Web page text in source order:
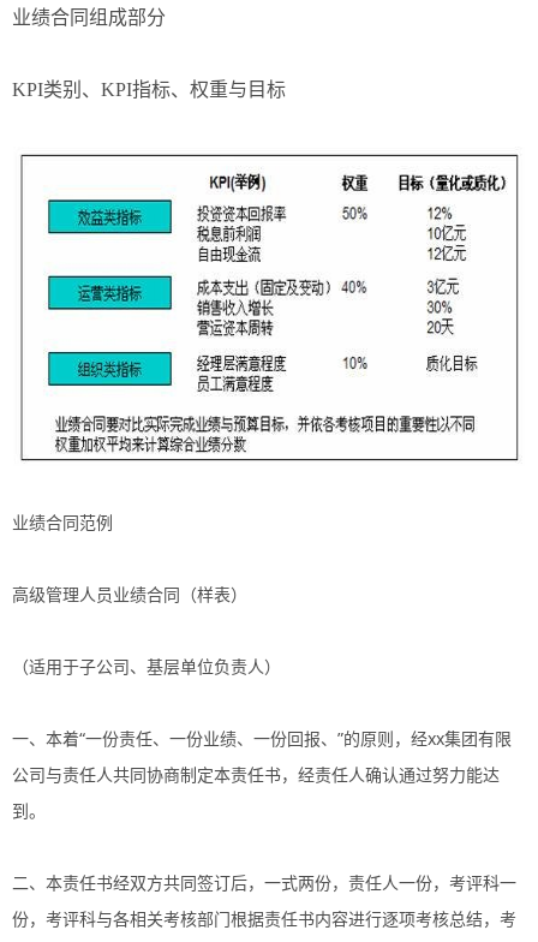
业绩合同组成部分
KPI类别、KPI指标、权重与目标
业绩合同范例
高级管理人员业绩合同（样表）
（适用于子公司、基层单位负责人）
一、本着“一份责任、一份业绩、一份回报、”的原则，经xx集团有限
公司与责任人共同协商制定本责任书，经责任人确认通过努力能达
到。
二、本责任书经双方共同签订后，一式两份，责任人一份，考评科一
份，考评科与各相关考核部门根据责任书内容进行逐项考核总结，考